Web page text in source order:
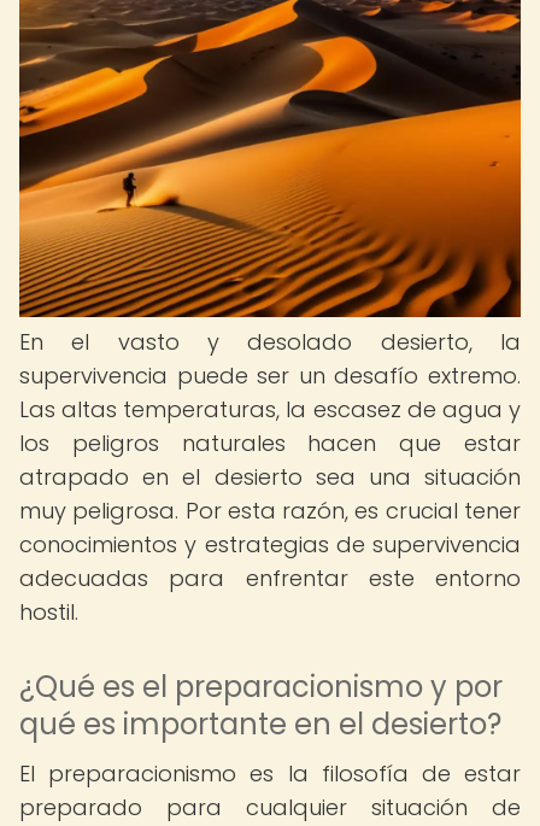
En el vasto y desolado desierto, la
supervivencia puede ser un desafío extremo.
Las altas temperaturas, la escasez de agua y
los peligros naturales hacen que estar
atrapado en el desierto sea una situación
muy peligrosa. Por esta razón, es crucial tener
conocimientos y estrategias de supervivencia
adecuadas para enfrentar este entorno
hostil.
¿Qué es el preparacionismo y por
qué es importante en el desierto?
El preparacionismo es la filosofía de estar
preparado para cualquier situación de